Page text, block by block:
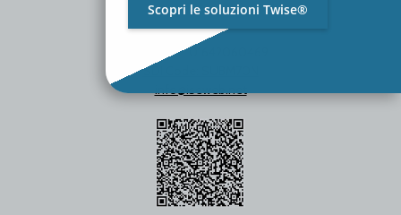
P.Iva / C.F. 01642060469
SDI Code: SUBM70N
info@iseweb.net
Scopri le soluzioni Twise®